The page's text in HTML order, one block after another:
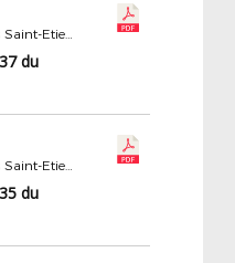
16 - Commission des Jeunes Saint-Etienne
du
16 - Commission des Jeunes Saint-Etienne
du